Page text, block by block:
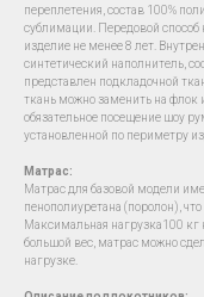
переплетения, состав 100%
сублимации. Передовой способ
изделие не менее 8 лет.
синтетический наполнитель,
представлен подкладочной
ткань можно заменить на флок
обязательное посещение шоу
установленной по периметру
Матрас:
Матрас для базовой модели
пенополиуретана (поролон),
Максимальная нагрузка100 кг
большой вес, матрас можно
нагрузке.